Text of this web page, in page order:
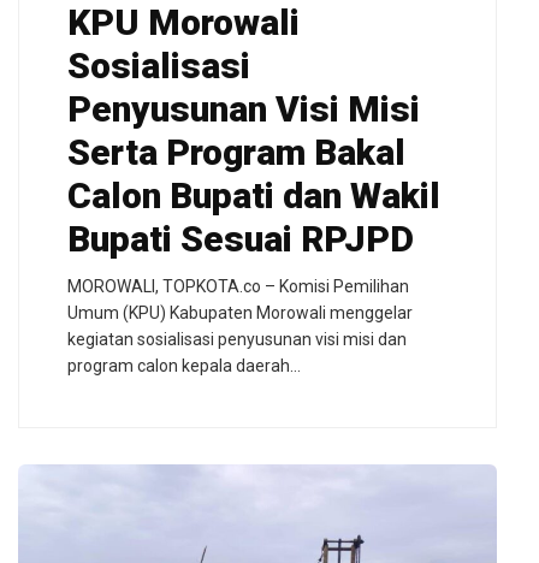
KPU Morowali
Sosialisasi
Penyusunan Visi Misi
Serta Program Bakal
Calon Bupati dan Wakil
Bupati Sesuai RPJPD
MOROWALI, TOPKOTA.co – Komisi Pemilihan
Umum (KPU) Kabupaten Morowali menggelar
kegiatan sosialisasi penyusunan visi misi dan
program calon kepala daerah…